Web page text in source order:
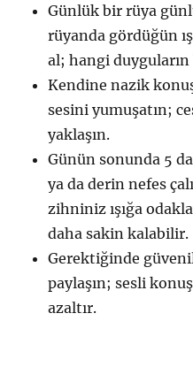
Günlük bir rüya
rüyanda gördüğün
al; hangi duyguların
Kendine nazik
sesini yumuşatın;
yaklaşın.
Günün sonunda 5
ya da derin nefes
zihniniz ışığa
daha sakin kalabilir.
Gerektiğinde
paylaşın; sesli
azaltır.